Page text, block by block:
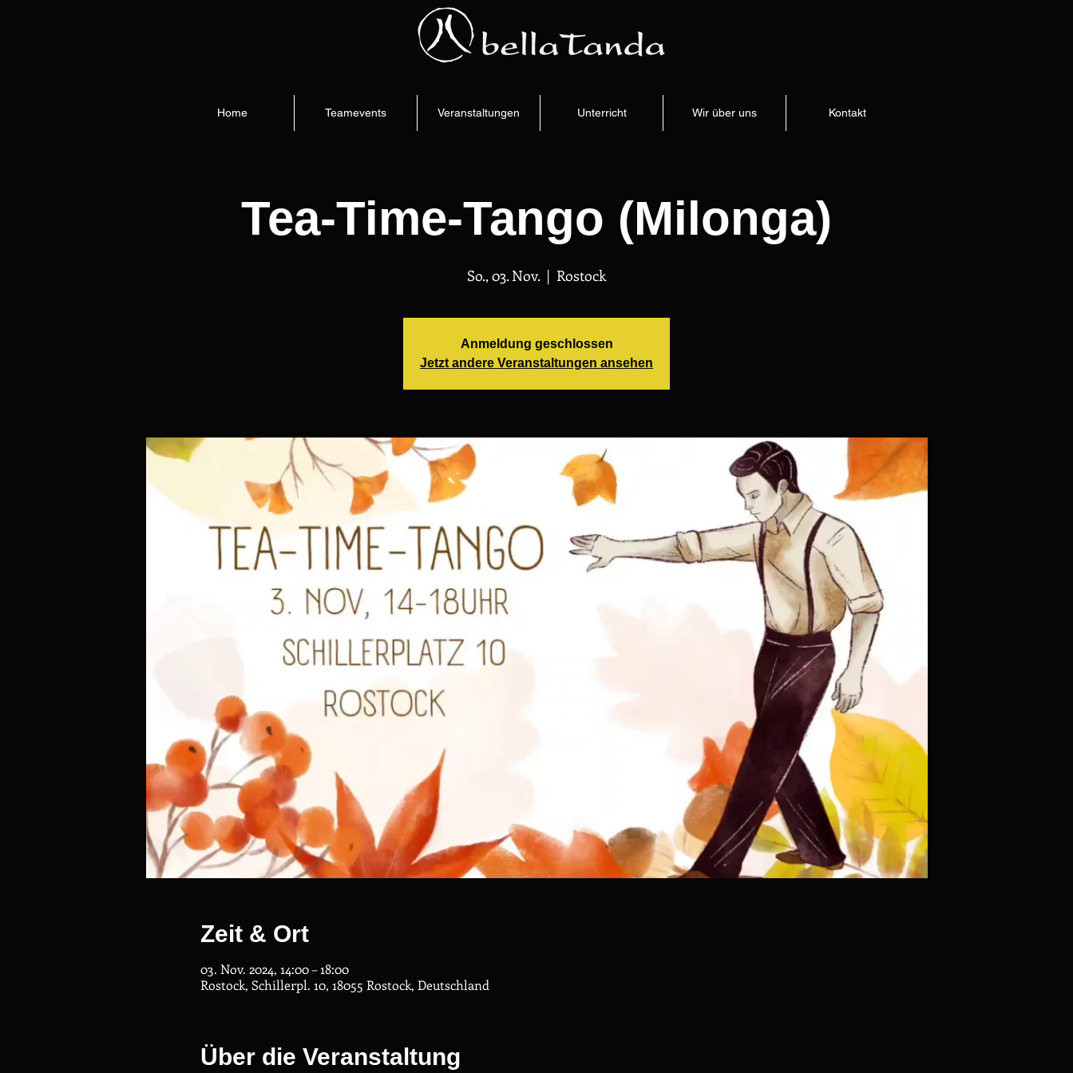
Home Teamevents Veranstaltungen Unterricht Wir über uns Kontakt
Tea-Time-Tango (Milonga)
So., 03. Nov.
  |
Rostock
Anmeldung geschlossen
Jetzt andere Veranstaltungen ansehen
Zeit & Ort
03. Nov. 2024, 14:00 – 18:00
Rostock, Schillerpl. 10, 18055 Rostock, Deutschland
Über die Veranstaltung